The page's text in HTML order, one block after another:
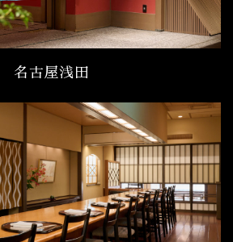
名古屋浅田